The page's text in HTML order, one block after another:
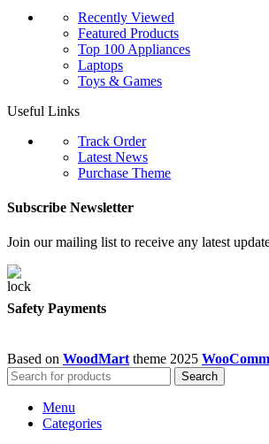
Recently Viewed
Featured Products
Top 100 Appliances
Laptops
Toys & Games
Useful Links
Track Order
Latest News
Purchase Theme
Subscribe Newsletter
Join our mailing list to receive any latest
Safety Payments
Based on WoodMart theme 2025
Search
Menu
Categories